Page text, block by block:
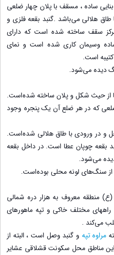
بنایی ساده ، مسقف با پلان چهار ضلعی
هلالی می‌باشد .گنبد بقعه فلزی و
سقف ساخته شده است که دارای
وسیمان کاری شده است و نمای
است.
دیده می‌شود.
از حیث شکل و پلان ساخته شده‌است.
که در هر ضلع آن یک پنجره وجود
و در ورودی با طاق هلالی شده‌است.
بقعه چوپان عطا است. در داخل بقعه
می‌شود.
از سنگ‌های لونه محلی بوده‌است.
منطقه معروف به هزار دره شمالی
راههای مختلف خاکی و تپه ماهورهای
می‌کند .
مراوه تپه و گنبد وصل است ، البته از
این مناطق محل سکونت قشلاقی عشایر